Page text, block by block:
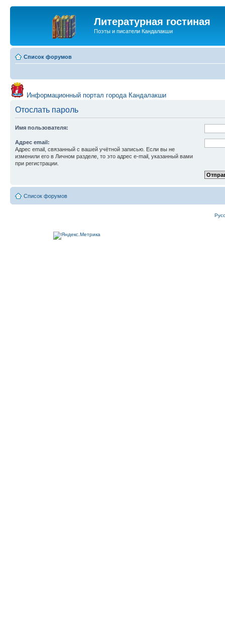
Литературная гостиная
Поэты и писатели Кандалакши
Список форумов
Информационный портал города Кандалакши
Отослать пароль
Имя пользователя:
Адрес email:
Адрес email, связанный с вашей учётной записью. Если вы не
изменили его в Личном разделе, то это адрес e-mail, указанный вами
при регистрации.
Список форумов